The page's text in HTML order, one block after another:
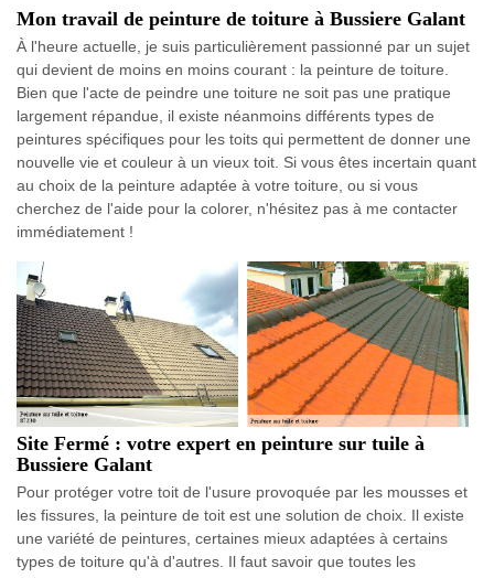
Mon travail de peinture de toiture à Bussiere Galant
À l'heure actuelle, je suis particulièrement passionné par un sujet
qui devient de moins en moins courant : la peinture de toiture.
Bien que l'acte de peindre une toiture ne soit pas une pratique
largement répandue, il existe néanmoins différents types de
peintures spécifiques pour les toits qui permettent de donner une
nouvelle vie et couleur à un vieux toit. Si vous êtes incertain quant
au choix de la peinture adaptée à votre toiture, ou si vous
cherchez de l'aide pour la colorer, n'hésitez pas à me contacter
immédiatement !
Site Fermé : votre expert en peinture sur tuile à
Bussiere Galant
Pour protéger votre toit de l'usure provoquée par les mousses et
les fissures, la peinture de toit est une solution de choix. Il existe
une variété de peintures, certaines mieux adaptées à certains
types de toiture qu'à d'autres. Il faut savoir que toutes les